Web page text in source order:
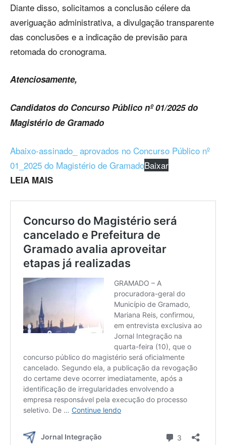
Diante disso, solicitamos a conclusão célere da
averiguação administrativa, a divulgação transparente
das conclusões e a indicação de previsão para
retomada do cronograma.
Atenciosamente,
Candidatos do Concurso Público nº 01/2025 do
Magistério de Gramado
Abaixo-assinado_ aprovados no Concurso Público nº
01_2025 do Magistério de GramadoBaixar
LEIA MAIS